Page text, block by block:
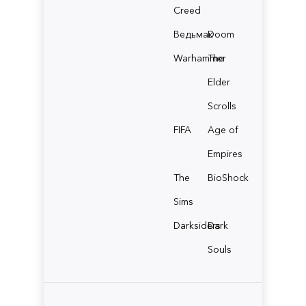
Creed
ВедьмакDoom
Warhammer
The
Elder
Scrolls
FIFA
Age of
Empires
The
Sims
BioShock
Darksiders
Dark
Souls